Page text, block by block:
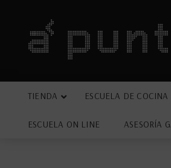
TIENDA ESCUELA DE COCINA
ESCUELA ON LINE ASESORÍA